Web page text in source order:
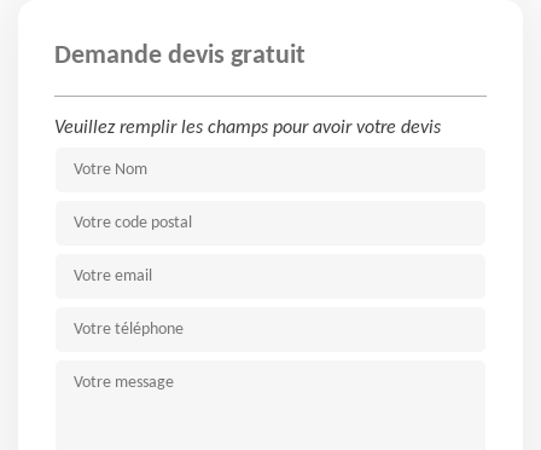
Demande devis gratuit
Veuillez remplir les champs pour avoir votre devis